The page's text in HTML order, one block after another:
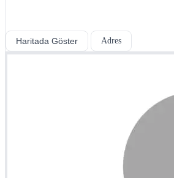
Haritada Göster Adres